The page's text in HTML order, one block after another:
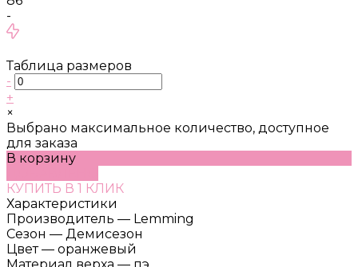
-
Таблица размеров
-
+
×
Выбрано максимальное количество, доступное
для заказа
В корзину
КУПИТЬ В 1 КЛИК
Характеристики
Производитель — Lemming
Сезон — Демисезон
Цвет — оранжевый